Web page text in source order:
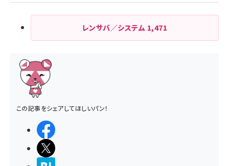
レンサバ／システム 1,471
この記事をシェアしてほしいパン！